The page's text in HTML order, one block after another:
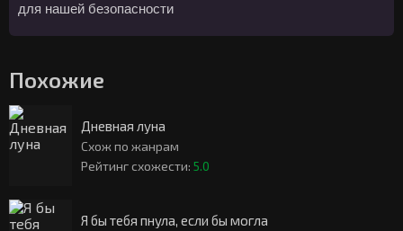
для нашей безопасности
Похожие
Дневная луна
Схож по жанрам
Рейтинг схожести: 5.0
Я бы тебя пнула, если бы могла